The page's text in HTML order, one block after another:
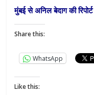
मुंबई से अनिल बेदाग की रिपोर्ट
Share this:
WhatsApp
Like this: